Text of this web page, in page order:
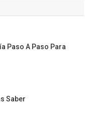
Paso A Paso Para
Saber